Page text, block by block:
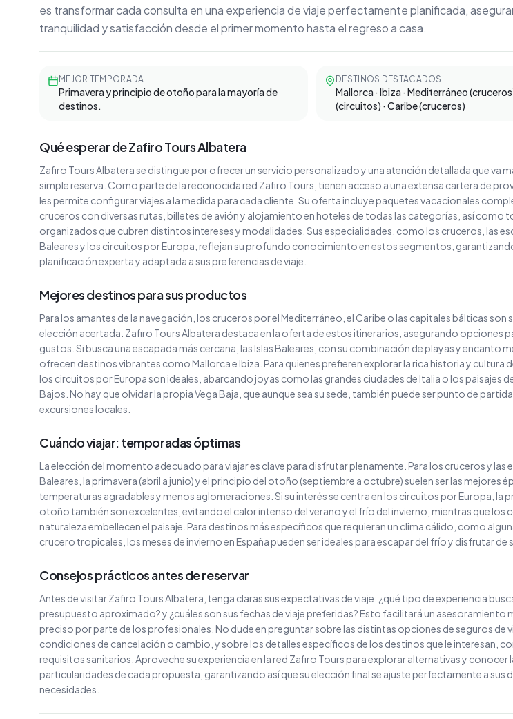
es transformar cada consulta en una experiencia de viaje perfectamente planificada,
tranquilidad y satisfacción desde el primer momento hasta el regreso a casa.
MEJOR TEMPORADA
Primavera y principio de otoño para la mayoría de
destinos.
DESTINOS DESTACADOS
Mallorca · Ibiza · Mediterráneo
(circuitos) · Caribe (cruceros)
Qué esperar de Zafiro Tours Albatera
Zafiro Tours Albatera se distingue por ofrecer un servicio personalizado y una atención detallada que va
simple reserva. Como parte de la reconocida red Zafiro Tours, tienen acceso a una extensa cartera de
les permite configurar viajes a la medida para cada cliente. Su oferta incluye paquetes vacacionales
cruceros con diversas rutas, billetes de avión y alojamiento en hoteles de todas las categorías, así como
organizados que cubren distintos intereses y modalidades. Sus especialidades, como los cruceros, las
Baleares y los circuitos por Europa, reflejan su profundo conocimiento en estos segmentos,
planificación experta y adaptada a sus preferencias de viaje.
Mejores destinos para sus productos
Para los amantes de la navegación, los cruceros por el Mediterráneo, el Caribe o las capitales bálticas son
elección acertada. Zafiro Tours Albatera destaca en la oferta de estos itinerarios, asegurando opciones
gustos. Si busca una escapada más cercana, las Islas Baleares, con su combinación de playas y encanto
ofrecen destinos vibrantes como Mallorca e Ibiza. Para quienes prefieren explorar la rica historia y cultura
los circuitos por Europa son ideales, abarcando joyas como las grandes ciudades de Italia o los paisajes
Bajos. No hay que olvidar la propia Vega Baja, que aunque sea su sede, también puede ser punto de
excursiones locales.
Cuándo viajar: temporadas óptimas
La elección del momento adecuado para viajar es clave para disfrutar plenamente. Para los cruceros y las
Baleares, la primavera (abril a junio) y el principio del otoño (septiembre a octubre) suelen ser las mejores
temperaturas agradables y menos aglomeraciones. Si su interés se centra en los circuitos por Europa, la
otoño también son excelentes, evitando el calor intenso del verano y el frío del invierno, mientras que los
naturaleza embellecen el paisaje. Para destinos más específicos que requieran un clima cálido, como
crucero tropicales, los meses de invierno en España pueden ser ideales para escapar del frío y disfrutar de
Consejos prácticos antes de reservar
Antes de visitar Zafiro Tours Albatera, tenga claras sus expectativas de viaje: ¿qué tipo de experiencia
presupuesto aproximado? y ¿cuáles son sus fechas de viaje preferidas? Esto facilitará un asesoramiento
preciso por parte de los profesionales. No dude en preguntar sobre las distintas opciones de seguros de
condiciones de cancelación o cambio, y sobre los detalles específicos de los destinos que le interesan,
requisitos sanitarios. Aproveche su experiencia en la red Zafiro Tours para explorar alternativas y conocer
particularidades de cada propuesta, garantizando así que su elección final se ajuste perfectamente a sus
necesidades.